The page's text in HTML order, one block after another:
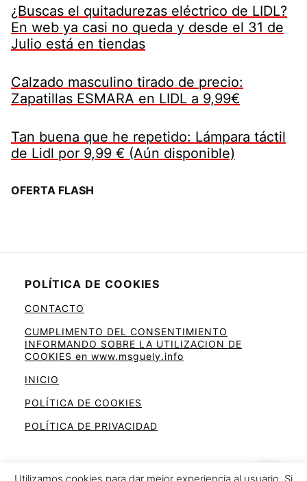
¿Buscas el quitadurezas eléctrico de LIDL?
En web ya casi no queda y desde el 31 de
Julio está en tiendas
Calzado masculino tirado de precio:
Zapatillas ESMARA en LIDL a 9,99€
Tan buena que he repetido: Lámpara táctil
de Lidl por 9,99 € (Aún disponible)
OFERTA FLASH
POLÍTICA DE COOKIES
CONTACTO
CUMPLIMENTO DEL CONSENTIMIENTO
INFORMANDO SOBRE LA UTILIZACION DE
COOKIES en www.msguely.info
INICIO
POLÍTICA DE COOKIES
POLÍTICA DE PRIVACIDAD